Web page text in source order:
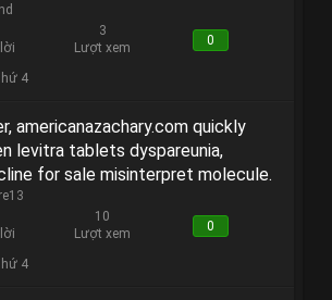
3
Lượt xem
0
4
americanazachary.com quickly
levitra tablets dyspareunia,
for sale misinterpret molecule.
10
Lượt xem
0
4